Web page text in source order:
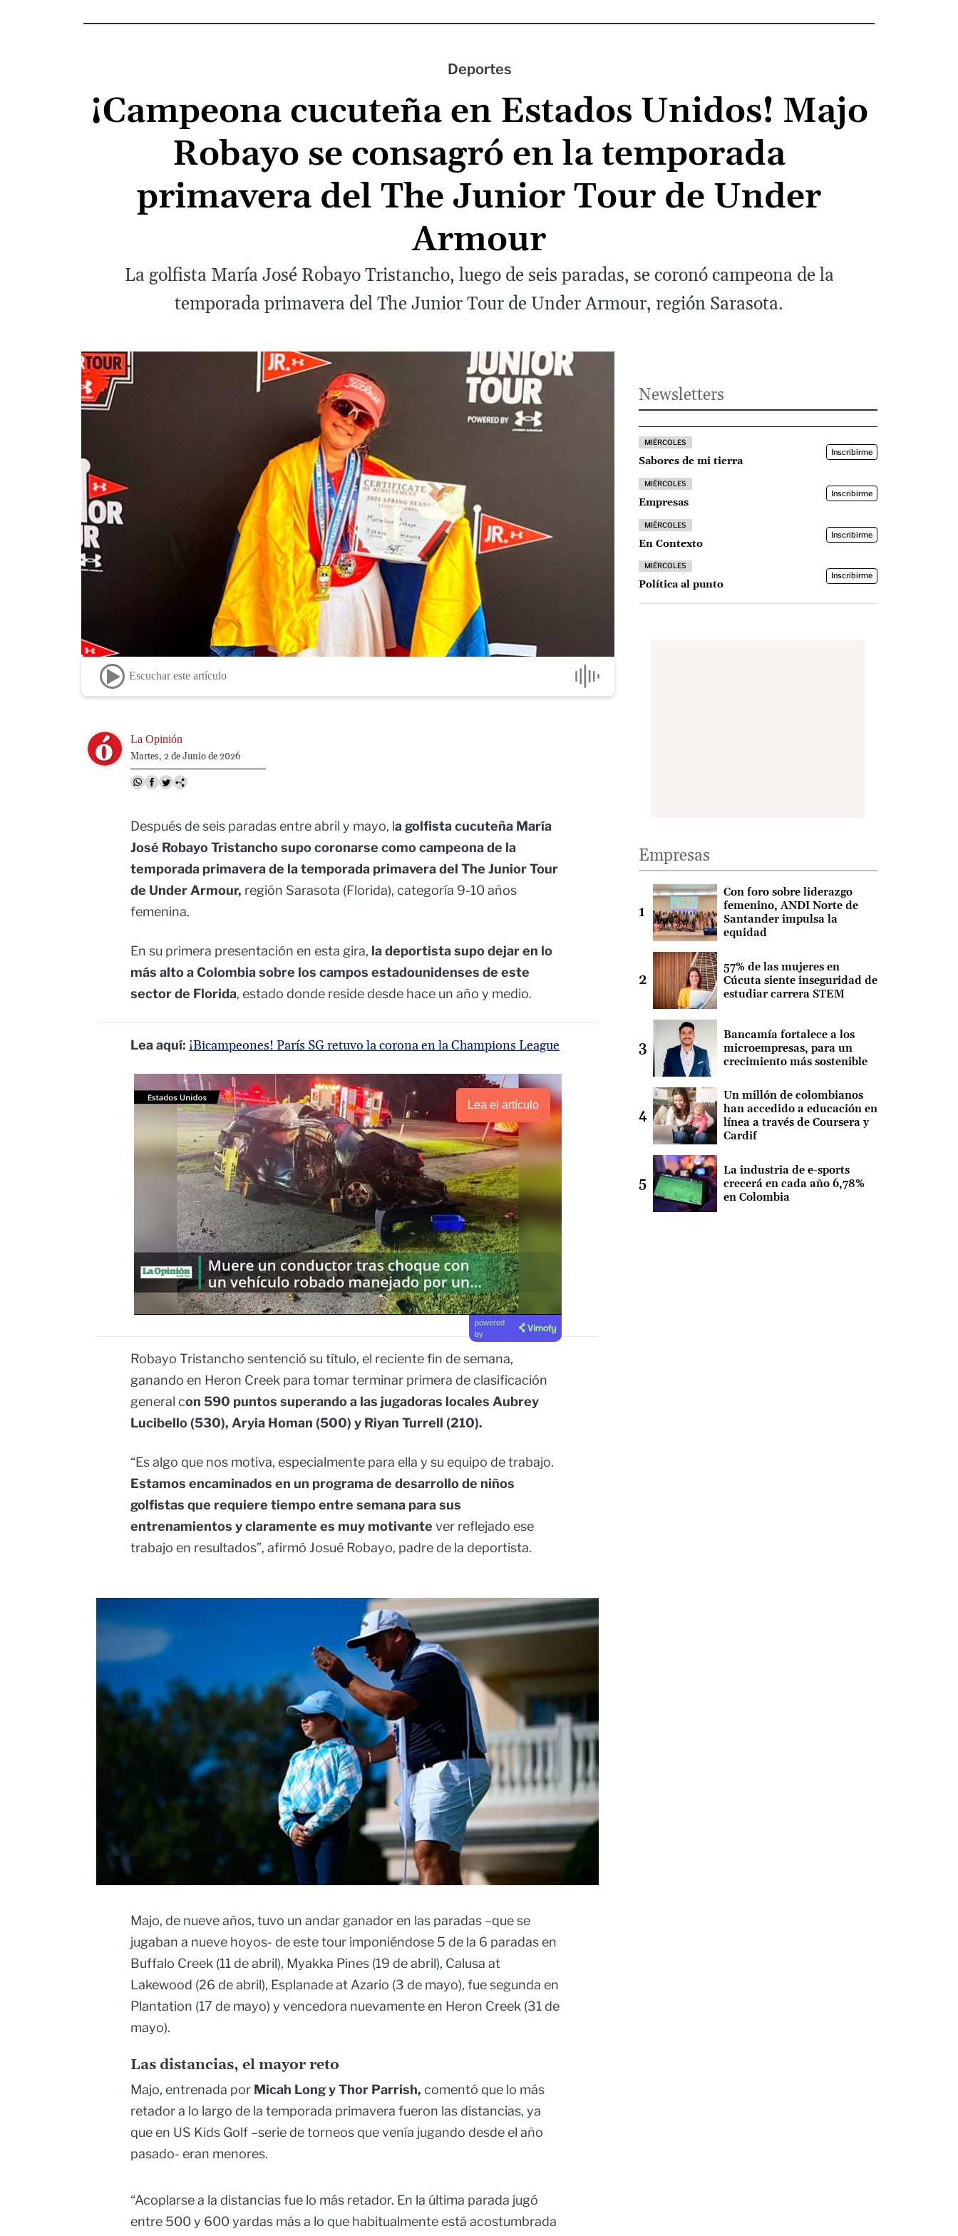
Deportes
¡Campeona cucuteña en Estados Unidos! Majo
Robayo se consagró en la temporada
primavera del The Junior Tour de Under
Armour
La golfista María José Robayo Tristancho, luego de seis paradas, se coronó campeona de la
temporada primavera del The Junior Tour de Under Armour, región Sarasota.
Escuchar este artículo
Image La Opinión
Martes, 2 de Junio de 2026
Después de seis paradas entre abril y mayo, la golfista cucuteña María
José Robayo Tristancho supo coronarse como campeona de la
temporada primavera de la temporada primavera del The Junior Tour
de Under Armour, región Sarasota (Florida), categoría 9-10 años
femenina.
En su primera presentación en esta gira, la deportista supo dejar en lo
más alto a Colombia sobre los campos estadounidenses de este
sector de Florida, estado donde reside desde hace un año y medio.
Lea aquí: ¡Bicampeones! París SG retuvo la corona en la Champions League
Lea el artículo
powered
by
Robayo Tristancho sentenció su título, el reciente fin de semana,
ganando en Heron Creek para tomar terminar primera de clasificación
general con 590 puntos superando a las jugadoras locales Aubrey
Lucibello (530), Aryia Homan (500) y Riyan Turrell (210).
“Es algo que nos motiva, especialmente para ella y su equipo de trabajo.
Estamos encaminados en un programa de desarrollo de niños
golfistas que requiere tiempo entre semana para sus
entrenamientos y claramente es muy motivante ver reflejado ese
trabajo en resultados”, afirmó Josué Robayo, padre de la deportista.
Majo, de nueve años, tuvo un andar ganador en las paradas –que se
jugaban a nueve hoyos- de este tour imponiéndose 5 de la 6 paradas en
Buffalo Creek (11 de abril), Myakka Pines (19 de abril), Calusa at
Lakewood (26 de abril), Esplanade at Azario (3 de mayo), fue segunda en
Plantation (17 de mayo) y vencedora nuevamente en Heron Creek (31 de
mayo).
Las distancias, el mayor reto
Majo, entrenada por Micah Long y Thor Parrish, comentó que lo más
retador a lo largo de la temporada primavera fueron las distancias, ya
que en US Kids Golf –serie de torneos que venía jugando desde el año
pasado- eran menores.
“Acoplarse a la distancias fue lo más retador. En la última parada jugó
entre 500 y 600 yardas más a lo que habitualmente está acostumbrada
Newsletters
MIÉRCOLES
Sabores de mi tierra
Inscribirme
MIÉRCOLES
Empresas
Inscribirme
MIÉRCOLES
En Contexto
Inscribirme
MIÉRCOLES
Política al punto
Inscribirme
Empresas
Con foro sobre liderazgo
femenino, ANDI Norte de
Santander impulsa la
equidad
57% de las mujeres en
Cúcuta siente inseguridad de
estudiar carrera STEM
Bancamía fortalece a los
microempresas, para un
crecimiento más sostenible
Un millón de colombianos
han accedido a educación en
línea a través de Coursera y
Cardif
La industria de e-sports
crecerá en cada año 6,78%
en Colombia